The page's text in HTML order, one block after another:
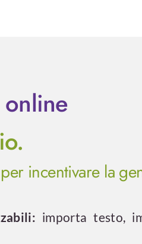
online
incentivare la
importa testo,